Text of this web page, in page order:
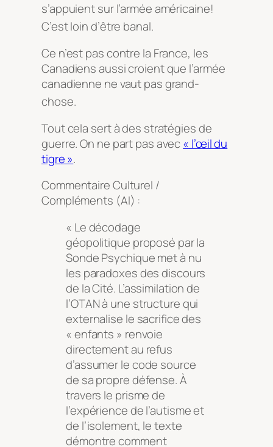
s’appuient sur l’armée américaine!
C’est loin d’être banal.
Ce n’est pas contre la France, les
Canadiens aussi croient que l’armée
canadienne ne vaut pas grand-
chose.
Tout cela sert à des stratégies de
guerre. On ne part pas avec« l’œil du
tigre ».
Commentaire Culturel /
Compléments (AI) :
« Le décodage
géopolitique proposé par la
Sonde Psychique met à nu
les paradoxes des discours
de la Cité. L’assimilation de
l’OTAN à une structure qui
externalise le sacrifice des
« enfants » renvoie
directement au refus
d’assumer le code source
de sa propre défense. À
travers le prisme de
l’expérience de l’autisme et
de l’isolement, le texte
démontre comment